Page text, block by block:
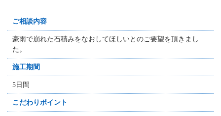
ご相談内容
豪雨で崩れた石積みをなおしてほしいとのご要望を頂きまし
た。
施工期間
5日間
こだわりポイント